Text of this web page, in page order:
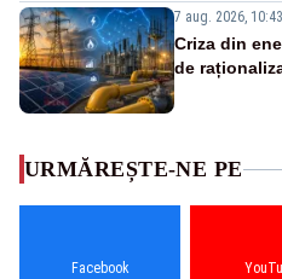
7 aug. 2026, 10:43
Criza din
de
URMĂREȘTE-NE PE
Facebook